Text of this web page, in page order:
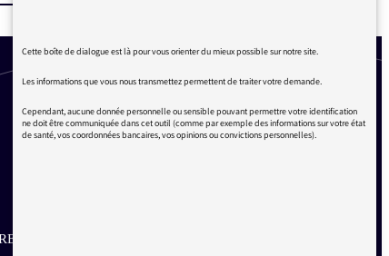
SUR LES RÉSEAUX
Cette boîte de dialogue est là pour vous orienter du mieux possible sur notre site.
Les informations que vous nous transmettez permettent de traiter votre demande.
Cependant, aucune donnée personnelle ou sensible pouvant permettre votre identification
ne doit être communiquée dans cet outil (comme par exemple des informations sur votre état
de santé, vos coordonnées bancaires, vos opinions ou convictions personnelles).